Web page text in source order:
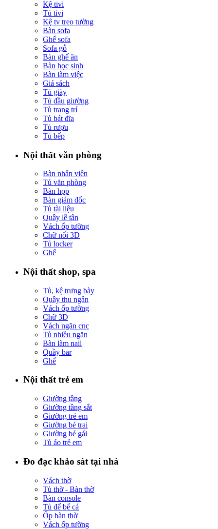
Kệ tivi
Tủ tivi
Kệ tv treo tường
Bàn sofa
Ghế sofa
Sofa gỗ
Bàn ghế ăn
Bàn học sinh
Bàn làm việc
Giá sách
Tủ giày
Tủ đầu giường
Tủ trang trí
Tủ bát đĩa
Tủ rượu
Tủ bếp
Nội thất văn phòng
Bàn nhân viên
Tủ văn phòng
Bàn họp
Bàn giám đốc
Tủ tài liệu
Quầy lễ tân
Vách ốp tường
Chữ nổi 3D
Tủ locker
Ghế
Nội thất shop, spa
Tủ, kệ trưng bày
Quầy thu ngân
Vách ốp tường
Chữ 3D
Vách ngăn cnc
Tủ nhiều ngăn
Bàn làm nail
Quầy bar
Ghế
Nội thất trẻ em
Giường tầng
Giường tầng sắt
Giường trẻ em
Giường bé trai
Giường bé gái
Tủ áo trẻ em
Đo đạc khảo sát tại nhà
Vách thờ
Tủ thờ - Bàn thờ
Bàn console
Tủ để bể cá
Ốp bàn thờ
Vách ốp tường